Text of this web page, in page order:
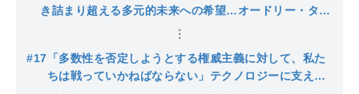
き詰まり超える多元的未来への希望…オードリー・タン
とE・グレン・ワイルが提唱する対立を創造に変えるテ
#17 「多数性を否定しようとする権威主義に対して、私た
ちは戦っていかねばならない」テクノロジーに支えら